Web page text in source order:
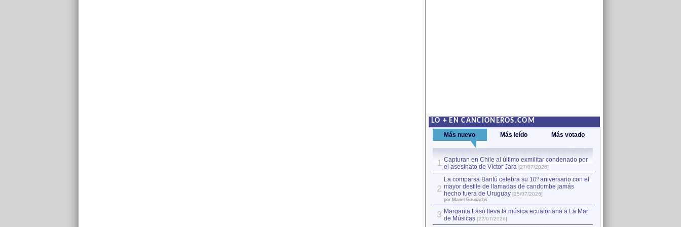
LO + EN CANCIONEROS.COM
Más nuevo Más leído Más votado
1 Capturan en Chile al último exmilitar condenado por
el asesinato de Víctor Jara [27/07/2026]
2
La comparsa Bantú celebra su 10º aniversario con el
mayor desfile de llamadas de candombe jamás
hecho fuera de Uruguay [25/07/2026]
por Manel Gausachs
3 Margarita Laso lleva la música ecuatoriana a La Mar
de Músicas [22/07/2026]